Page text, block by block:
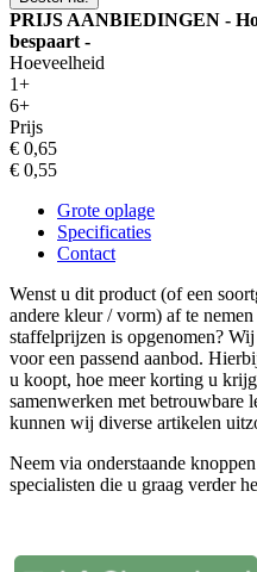
PRIJS AANBIEDINGEN -
bespaart -
Hoeveelheid
1+
6+
Prijs
€ 0,65
€ 0,55
Grote oplage
Specificaties
Contact
Wenst u dit product (of een
andere kleur / vorm) af te
staffelprijzen is opgenomen?
voor een passend aanbod.
u koopt, hoe meer korting u
samenwerken met betrouwbare
kunnen wij diverse artikelen
Neem via onderstaande
specialisten die u graag verder